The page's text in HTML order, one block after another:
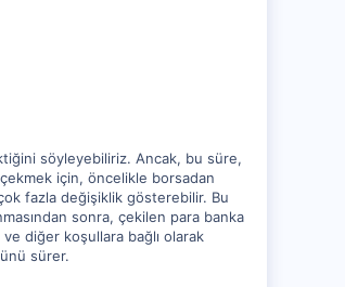
söyleyebiliriz. Ancak, bu süre,
için, öncelikle borsadan
fazla değişiklik gösterebilir. Bu
sonra, çekilen para banka
diğer koşullara bağlı olarak
sürer.